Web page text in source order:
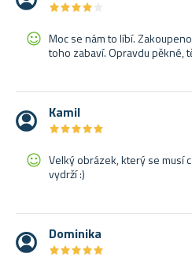
★★★★
★★★★
Moc se nám to líbí.
toho zabaví. Opravdu pěkné,
Kamil
★★★★★
★★★★★
Velký obrázek, který se musí
vydrží :)
Dominika
★★★★★
★★★★★